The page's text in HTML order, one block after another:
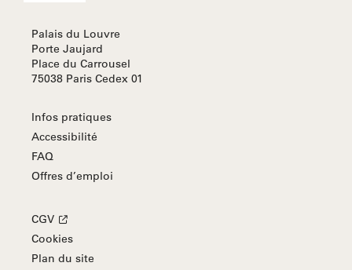
Palais du Louvre
Porte Jaujard
Place du Carrousel
75038 Paris Cedex 01
Infos pratiques
Accessibilité
FAQ
Offres d’emploi
CGV
Cookies
Plan du site